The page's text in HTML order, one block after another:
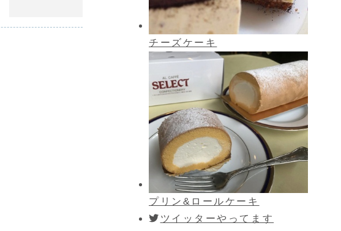
チーズケーキ
プリン&ロールケーキ
ツイッターやってます